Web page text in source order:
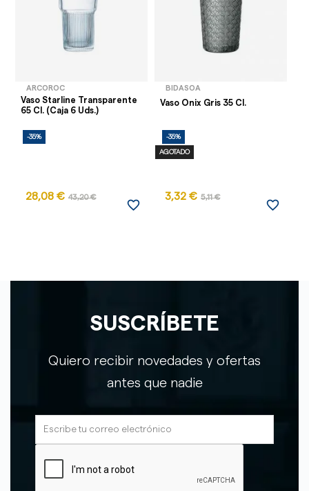
ARCOROC
Vaso Starline Transparente
65 Cl. (Caja 6 Uds.)
-35%
28,08 € 43,20 €
favorite_border
BIDASOA
Vaso Onix Gris 35 Cl.
-35%
AGOTADO
3,32 € 5,11 €
favorite_border
SUSCRÍBETE
Quiero recibir novedades y ofertas
antes que nadie